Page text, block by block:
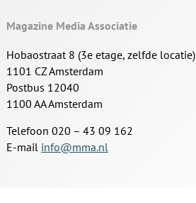
Magazine Media Associatie
Hobaostraat 8 (3e etage, zelfde locatie)
1101 CZ Amsterdam
Postbus 12040
1100 AA Amsterdam
Telefoon 020 – 43 09 162
E-mail info@mma.nl